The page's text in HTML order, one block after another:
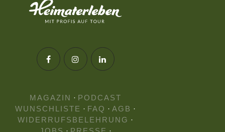
MAGAZIN · PODCAST
WUNSCHLISTE · FAQ · AGB ·
WIDERRUFSBELEHRUNG ·